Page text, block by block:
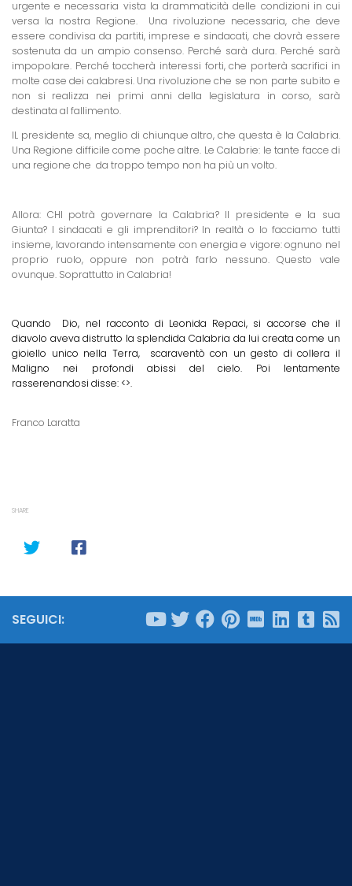
urgente e necessaria vista la drammaticità delle condizioni in cui
versa la nostra Regione.
Una rivoluzione necessaria, che deve
essere condivisa da partiti, imprese e sindacati, che dovrà essere
sostenuta da un ampio consenso. Perché sarà dura. Perché sarà
impopolare. Perché toccherà interessi forti, che porterà sacrifici in
molte case dei calabresi. Una rivoluzione che se non parte subito e
non si realizza nei primi anni della legislatura in corso, sarà
destinata al fallimento.
IL presidente sa, meglio di chiunque altro, che questa è la Calabria.
Una Regione difficile come poche altre. Le Calabrie: le tante facce di
una regione che da troppo tempo non ha più un volto.
Allora: CHI potrà governare la Calabria? Il presidente e la sua
Giunta? I sindacati e gli imprenditori? In realtà o lo facciamo tutti
insieme, lavorando intensamente con energia e vigore: ognuno nel
proprio ruolo, oppure non potrà farlo nessuno. Questo vale
ovunque. Soprattutto in Calabria!
Quando
Dio, nel racconto di Leonida Repaci, si accorse che il
diavolo aveva distrutto la splendida Calabria da lui creata come un
gioiello unico nella Terra,  scaraventò con un gesto di collera il
Maligno nei profondi abissi del cielo. Poi lentamente
rasserenandosi disse: <>.
Franco Laratta
SHARE
SEGUICI: